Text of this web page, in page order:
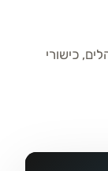
כישורי